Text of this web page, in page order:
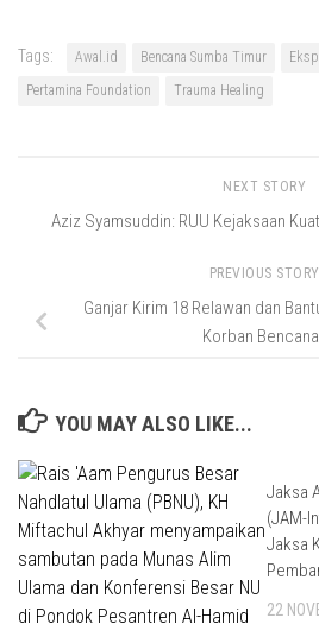
Tags: Awal.id Bencana Sumba Timur
Pertamina Foundation
Trauma Healing
NEXT STORY
Aziz Syamsuddin: RUU Kejaksaan
PREVIOUS STORY
Ganjar Kirim 18 Relawan dan
Korban
YOU MAY ALSO LIKE...
Jaksa
(JAM-
Jaksa
22